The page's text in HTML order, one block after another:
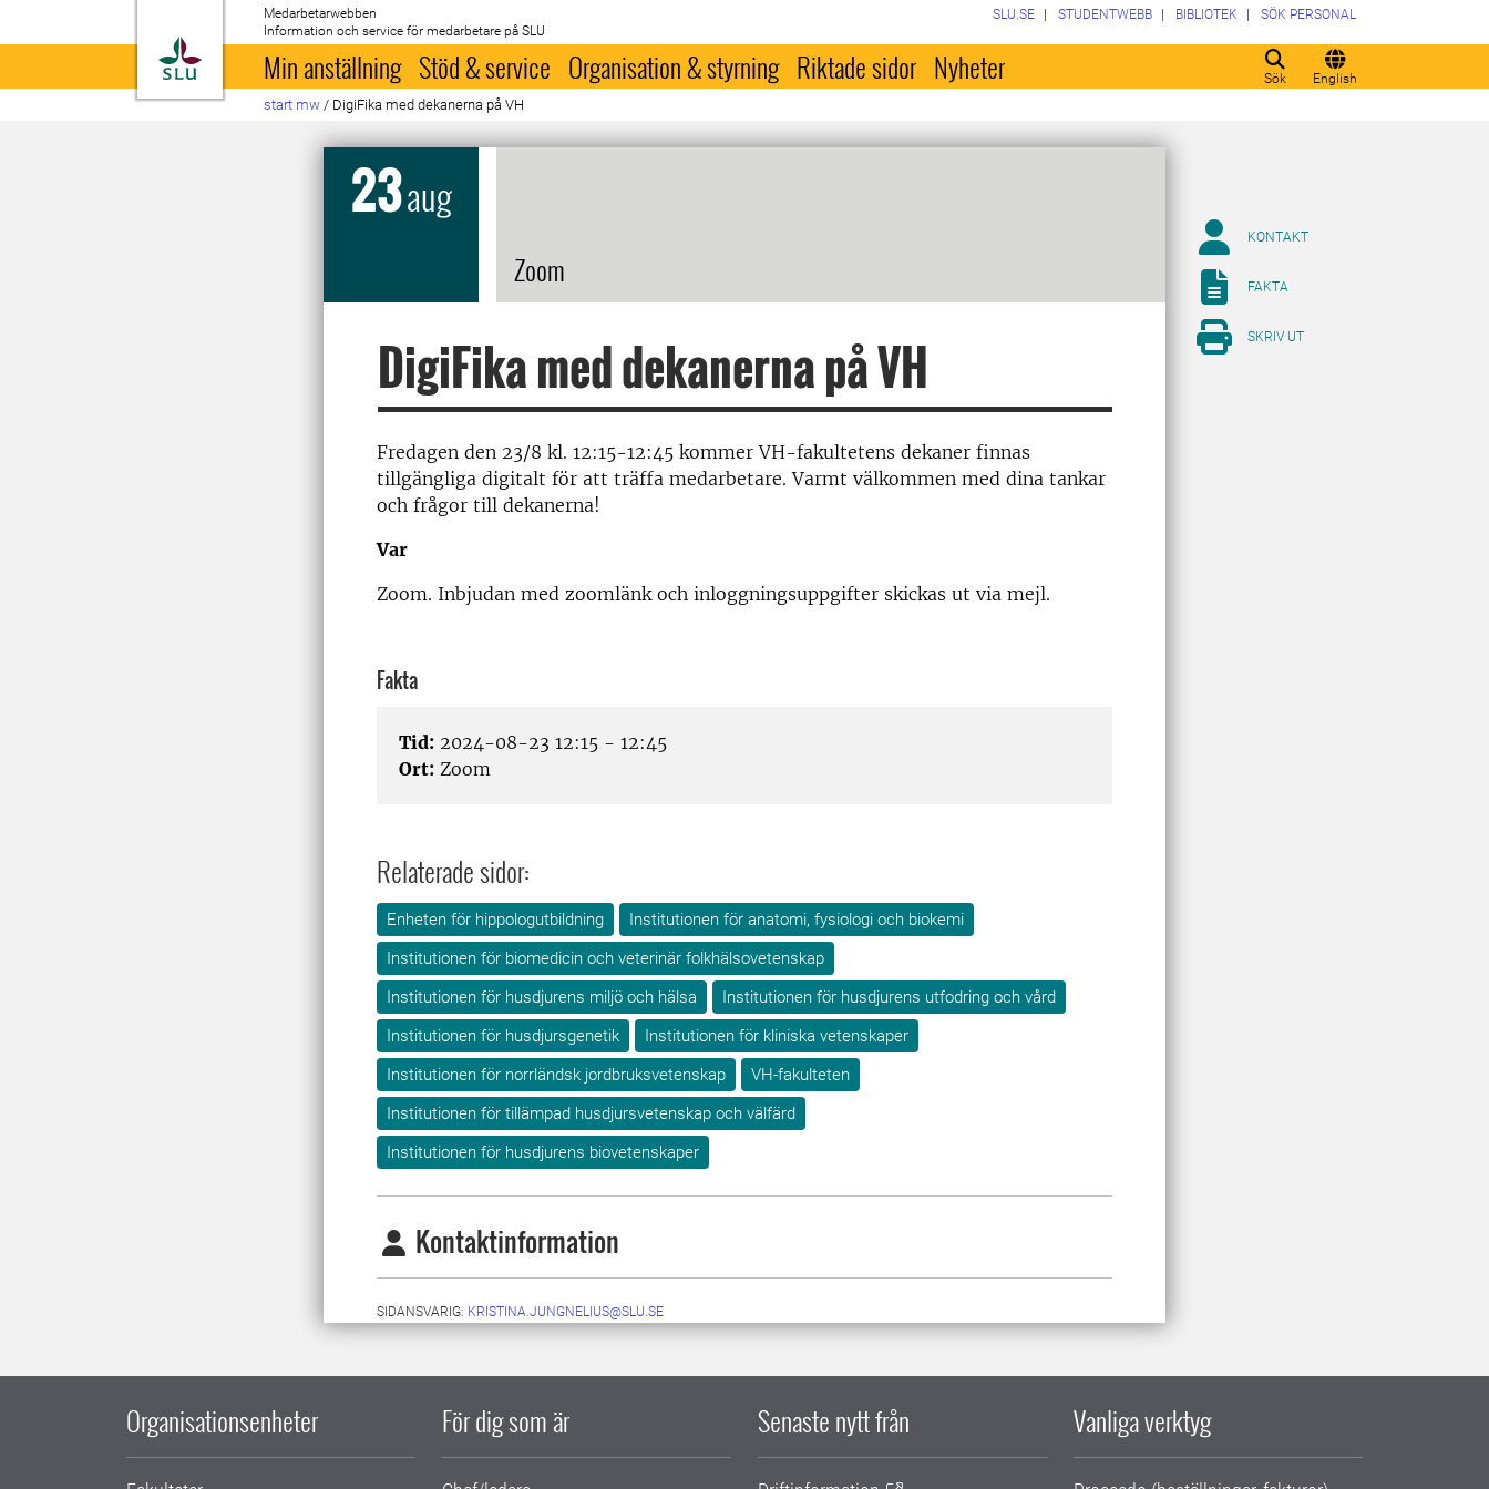
Till startsida
Medarbetarwebben
Information och service för medarbetare på SLU
Sök English
SLU.SE STUDENTWEBB BIBLIOTEK SÖK PERSONAL
Min anställning Stöd & service Organisation & styrning Riktade sidor Nyheter
start mw / DigiFika med dekanerna på VH
23aug
Zoom
DigiFika med dekanerna på VH
Fredagen den 23/8 kl. 12:15-12:45 kommer VH-fakultetens dekaner finnas
tillgängliga digitalt för att träffa medarbetare. Varmt välkommen med dina tankar
och frågor till dekanerna!
Var
Zoom. Inbjudan med zoomlänk och inloggningsuppgifter skickas ut via mejl.
Fakta
Tid: 2024-08-23 12:15 - 12:45
Ort: Zoom
Relaterade sidor:
Enheten för hippologutbildning
Institutionen för anatomi, fysiologi och biokemi
Institutionen för biomedicin och veterinär folkhälsovetenskap
Institutionen för husdjurens miljö och hälsa
Institutionen för husdjurens utfodring och vård
Institutionen för husdjursgenetik
Institutionen för kliniska vetenskaper
Institutionen för norrländsk jordbruksvetenskap
VH-fakulteten
Institutionen för tillämpad husdjursvetenskap och välfärd
Institutionen för husdjurens biovetenskaper
Kontaktinformation
SIDANSVARIG: KRISTINA.JUNGNELIUS@SLU.SE
KONTAKT
FAKTA
SKRIV UT
Organisationsenheter För dig som är Senaste nytt från Vanliga verktyg